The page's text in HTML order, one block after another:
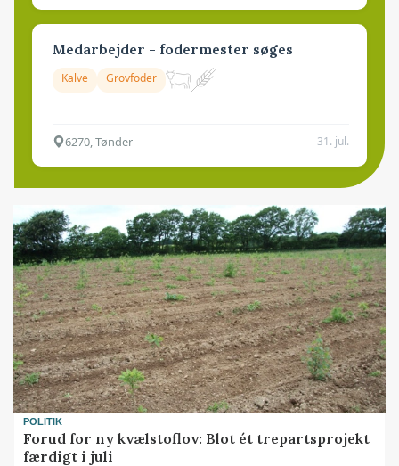
Medarbejder - fodermester søges
Kalve Grovfoder
6270, Tønder 31. jul.
POLITIK
Forud for ny kvælstoflov: Blot ét trepartsprojekt
færdigt i juli